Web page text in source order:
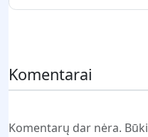
Komentarai
Komentarų dar nėra.